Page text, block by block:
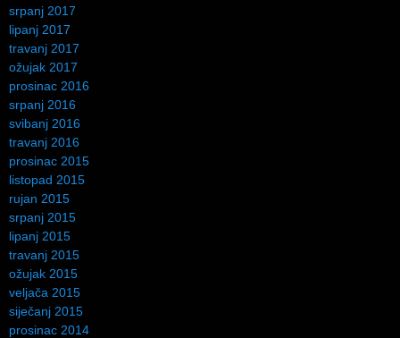
srpanj 2017
lipanj 2017
travanj 2017
ožujak 2017
prosinac 2016
srpanj 2016
svibanj 2016
travanj 2016
prosinac 2015
listopad 2015
rujan 2015
srpanj 2015
lipanj 2015
travanj 2015
ožujak 2015
veljača 2015
siječanj 2015
prosinac 2014